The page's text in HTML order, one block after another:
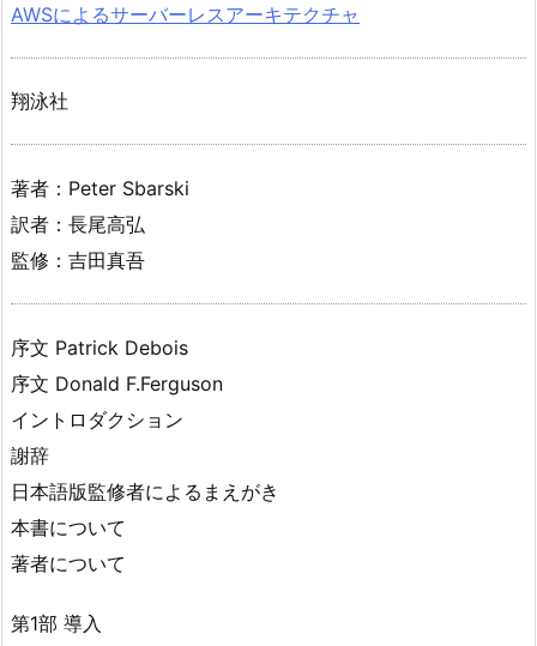
AWSによるサーバーレスアーキテクチャ
翔泳社
著者：Peter Sbarski
訳者：長尾高弘
監修：吉田真吾
序文 Patrick Debois
序文 Donald F.Ferguson
イントロダクション
謝辞
日本語版監修者によるまえがき
本書について
著者について
第1部 導入